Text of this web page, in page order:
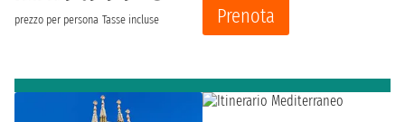
prezzo per persona Tasse incluse
Prenota